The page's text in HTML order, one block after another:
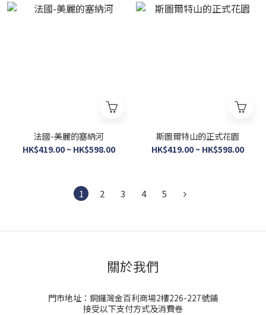
法國-美麗的塞納河
HK$419.00 ~ HK$598.00
斯圖爾特山的正式花園
HK$419.00 ~ HK$598.00
1 2 3 4 5
關於我們
門市地址：銅鑼灣金百利商場2樓226-227號鋪
接受以下支付方式及消費卷